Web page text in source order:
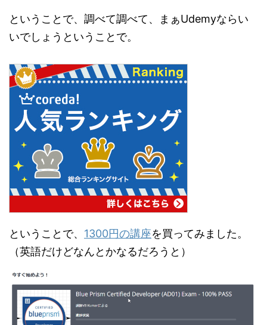
ということで、調べて調べて、まぁUdemyならい
いでしょうということで。
ということで、 1300円の講座を買ってみました。
（英語だけどなんとかなるだろうと）